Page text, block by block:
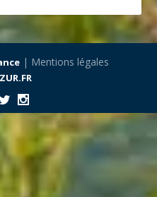
| Mentions légales